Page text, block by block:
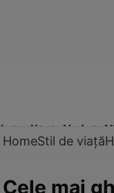
Actualitate Vedete
HomeStil de viață
Cele mai